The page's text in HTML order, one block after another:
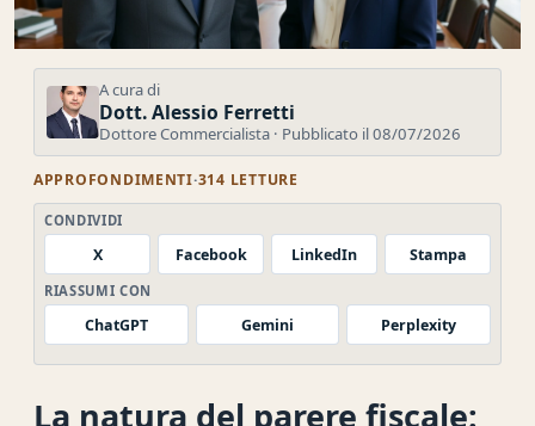
A cura di
Dott. Alessio Ferretti
Dottore Commercialista · Pubblicato il 08/07/2026
APPROFONDIMENTI·314 LETTURE
CONDIVIDI
X Facebook LinkedIn Stampa
RIASSUMI CON
ChatGPT Gemini Perplexity
La natura del parere fiscale: